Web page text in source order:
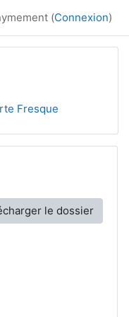
(Connexion)
Fresque
le dossier